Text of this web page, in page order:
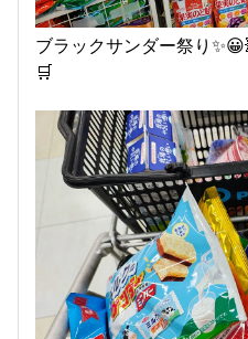
ブラックサンダー祭り
🛒